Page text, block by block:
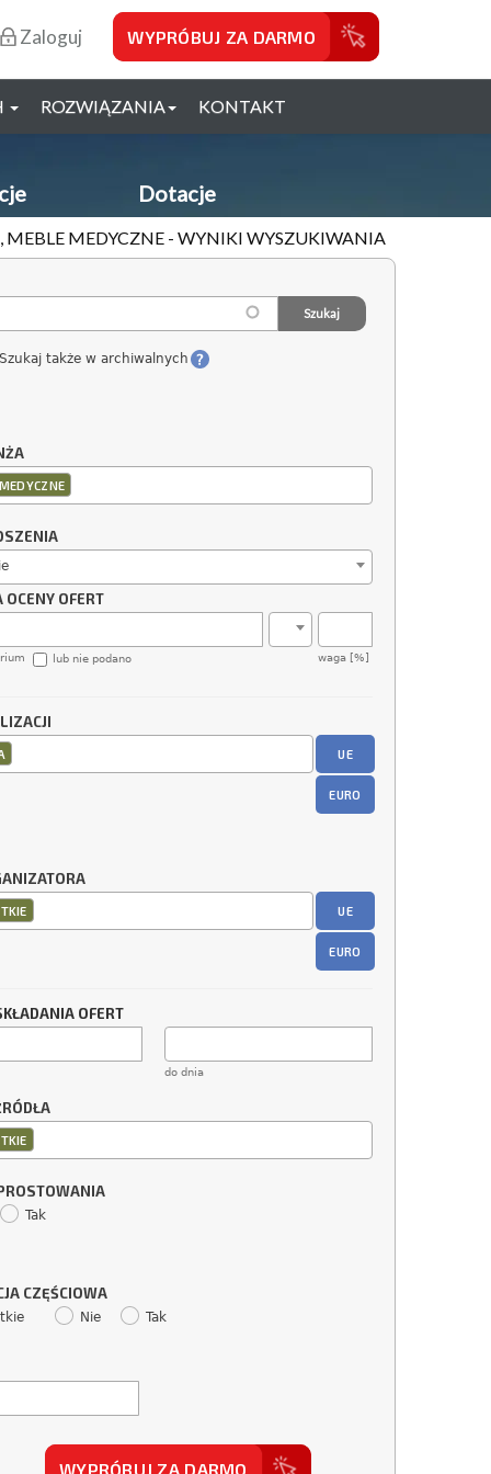
Zaloguj WYPRÓBUJ ZA DARMO
ROZWIĄZANIA KONTAKT
Dotacje
MEDYCZNE - WYNIKI WYSZUKIWANIA
Szukaj także w archiwalnych
OCENY OFERT
waga [%]
lub nie podano
UE
EURO
UE
EURO
OFERT
do dnia
Tak
CZĘŚCIOWA
Nie Tak
WYPRÓBUJ ZA DARMO